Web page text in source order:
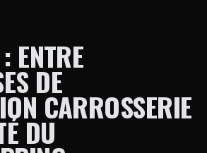
ENTRE
DE
CARROSSERIE
DU